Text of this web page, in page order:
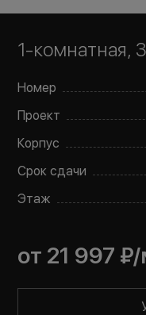
1-комнатная,
Номер
Проект
Корпус
Срок сдачи
Этаж
от 21 997 ₽/